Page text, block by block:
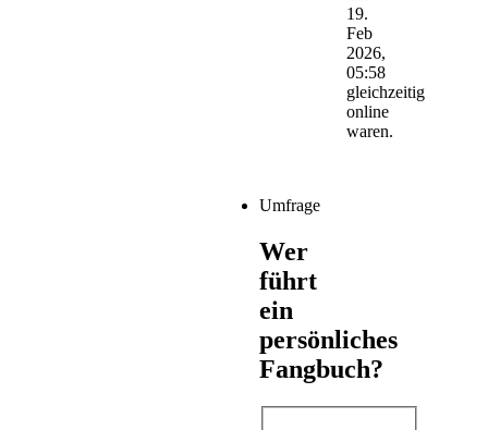
19.
Feb
2026,
05:58
gleichzeitig
online
waren.
Umfrage
Wer
führt
ein
persönliches
Fangbuch?